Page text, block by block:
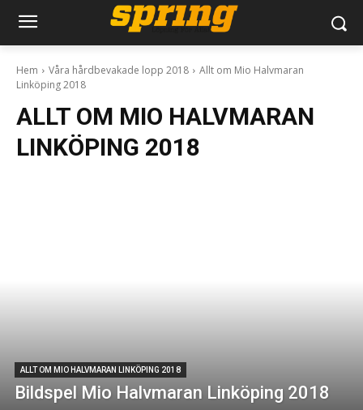
Hem Våra hårdbevakade lopp 2018
Allt om Mio Halvmaran
Linköping 2018
ALLT OM MIO HALVMARAN
LINKÖPING 2018
ALLT OM MIO HALVMARAN LINKÖPING 2018
Bildspel Mio Halvmaran Linköping 2018